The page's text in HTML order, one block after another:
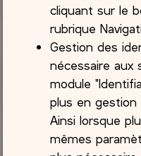
cliquant sur le
rubrique
Gestion des
nécessaire aux
module
plus en gestion
Ainsi lorsque
mêmes